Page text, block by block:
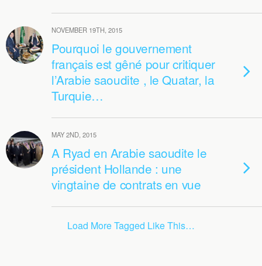
NOVEMBER 19TH, 2015
Pourquoi le gouvernement
français est gêné pour critiquer
l’Arabie saoudite , le Quatar, la
Turquie…
MAY 2ND, 2015
A Ryad en Arabie saoudite le
président Hollande : une
vingtaine de contrats en vue
Load More Tagged Like This…